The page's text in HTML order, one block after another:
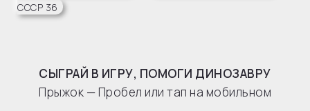
СССР 36
СЫГРАЙ В ИГРУ, ПОМОГИ ДИНОЗАВРУ
Прыжок — Пробел или тап на мобильном